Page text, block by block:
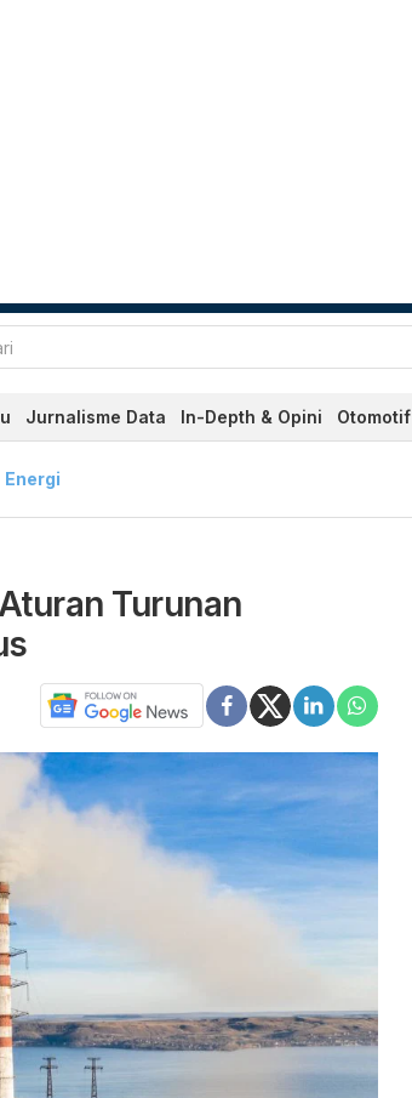
Jurnalisme Data In-Depth & Opini Otomotif
Energi
Turunan